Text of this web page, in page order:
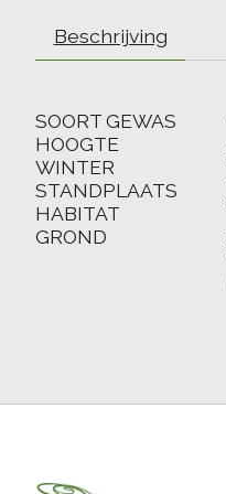
Beschrijving
SOORT GEWAS
HOOGTE
WINTER
STANDPLAATS
HABITAT
GROND